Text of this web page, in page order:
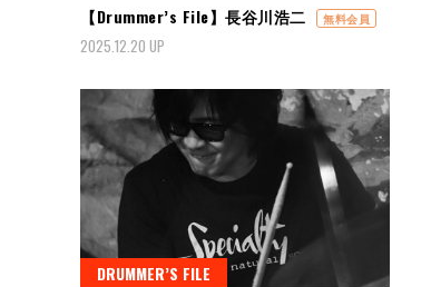
【Drummer’s File】長谷川浩二
無料会員
2025.12.20 UP
DRUMMER’S FILE